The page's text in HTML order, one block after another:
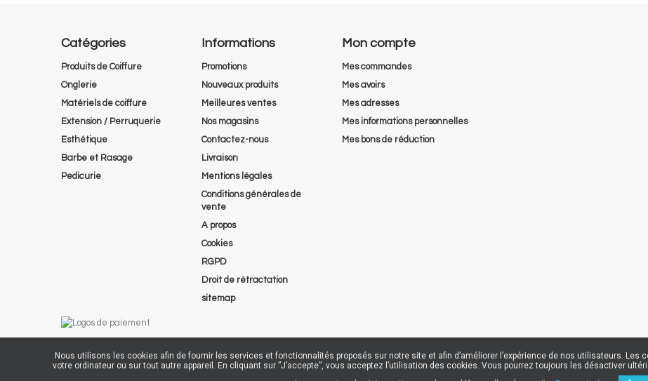
Catégories
Produits de Coiffure
Onglerie
Matériels de coiffure
Extension / Perruquerie
Esthétique
Barbe et Rasage
Pedicurie
Informations
Promotions
Nouveaux produits
Meilleures ventes
Nos magasins
Contactez-nous
Livraison
Mentions légales
Conditions générales de
vente
A propos
Cookies
RGPD
Droit de rétractation
sitemap
Mon compte
Mes commandes
Mes avoirs
Mes adresses
Mes informations personnelles
Mes bons de réduction
Nous utilisons les cookies afin de fournir les services et fonctionnalités proposés sur notre site et afin d’améliorer l’expérience de nos utilisateurs.
votre ordinateur ou sur tout autre appareil. En cliquant sur ”J’accepte”, vous acceptez l’utilisation des cookies. Vous pourrez toujours les désactiver